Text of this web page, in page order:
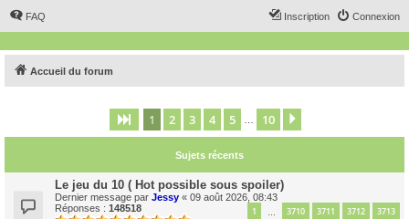
FAQ Connexion
Inscription
Accueil du forum
Page 1sur10
1 2 3 4 5 10
Sujets récents
Le jeu du 10 ( Hot possible sous spoiler)
Dernier message par Jessy « 09 août 2026, 08:43
Réponses : 148518 1 3710 3711 3712 3713